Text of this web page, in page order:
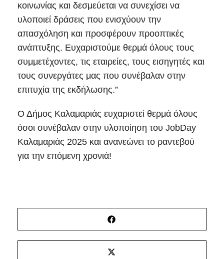
κοινωνίας και δεσμεύεται να συνεχίσει να
υλοποιεί δράσεις που ενισχύουν την
απασχόληση και προσφέρουν προοπτικές
ανάπτυξης. Ευχαριστούμε θερμά όλους τους
συμμετέχοντες, τις εταιρείες, τους εισηγητές και
τους συνεργάτες μας που συνέβαλαν στην
επιτυχία της εκδήλωσης.”
Ο Δήμος Καλαμαριάς ευχαριστεί θερμά όλους
όσοι συνέβαλαν στην υλοποίηση του JobDay
Καλαμαριάς 2025 και ανανεώνει το ραντεβού
για την επόμενη χρονιά!